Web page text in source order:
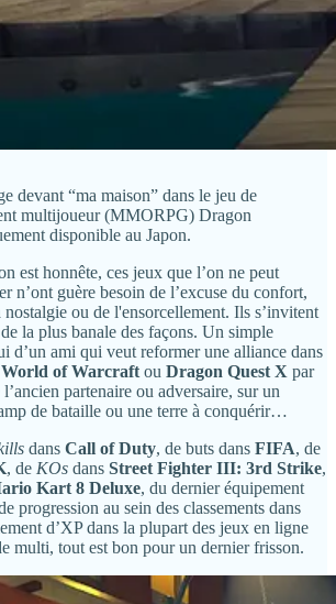
devant “ma maison” dans le jeu de
multijoueur (MMORPG) Dragon
disponible au Japon.
est honnête, ces jeux que l’on ne peut
n’ont guère besoin de l’excuse du confort,
ou de l'ensorcellement. Ils s’invitent
la plus banale des façons. Un simple
d’un ami qui veut reformer une alliance dans
World of Warcraft ou Dragon Quest X par
partenaire ou adversaire, sur un
de bataille ou une terre à conquérir…
dans Call of Duty, de buts dans FIFA, de
, de KOs dans Street Fighter III: 3rd Strike,
Kart 8 Deluxe, du dernier équipement
progression au sein des classements dans
d’XP dans la plupart des jeux en ligne
multi, tout est bon pour un dernier frisson.